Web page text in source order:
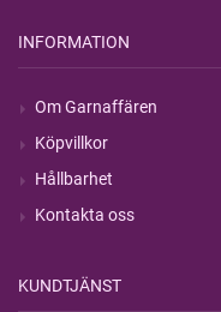
INFORMATION
Om Garnaffären
Köpvillkor
Hållbarhet
Kontakta oss
KUNDTJÄNST